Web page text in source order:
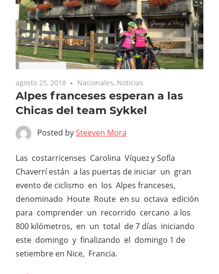
agosto 25, 2018 Nacionales, Noticias
Alpes franceses esperan a las
Chicas del team Sykkel
Posted bySteeven Mora
Las costarricenses Carolina Víquez y Sofía
Chaverrí están a las puertas de iniciar un gran
evento de ciclismo en los Alpes franceses,
denominado Houte Route en su octava edición
para comprender un recorrido cercano a los
800 kilómetros, en un total de 7 días iniciando
este domingo y finalizando el domingo 1 de
setiembre en Nice, Francia.